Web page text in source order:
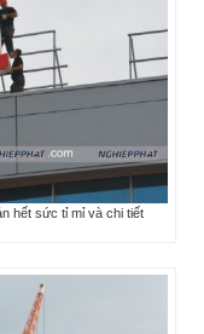
hết sức tỉ mỉ và chi tiết